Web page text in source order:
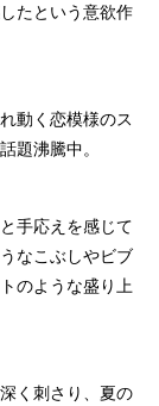
たという意欲作
動く恋模様のス
題沸騰中。
と手応えを感じて
なこぶしやビブ
のような盛り上
く刺さり、夏の